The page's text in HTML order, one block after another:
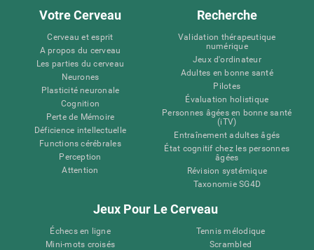
Votre Cerveau
Cerveau et esprit
A propos du cerveau
Les parties du cerveau
Neurones
Plasticité neuronale
Cognition
Perte de Mémoire
Déficience intellectuelle
Functions cérébrales
Perception
Attention
Recherche
Validation thérapeutique
numérique
Jeux d'ordinateur
Adultes en bonne santé
Pilotes
Évaluation holistique
Personnes âgées en bonne santé
(iTV)
Entraînement adultes âgés
État cognitif chez les personnes
âgées
Révision systémique
Taxonomie SG4D
Jeux Pour Le Cerveau
Échecs en ligne
Mini-mots croisés
Tennis mélodique
Scrambled